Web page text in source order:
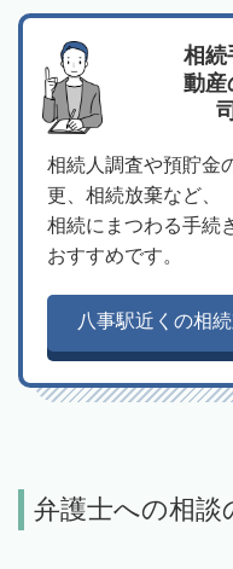
相続
動産
相続人調査や預貯金
更、相続放棄など、
相続にまつわる手続
おすすめです。
八事駅近くの相
弁護士への相談